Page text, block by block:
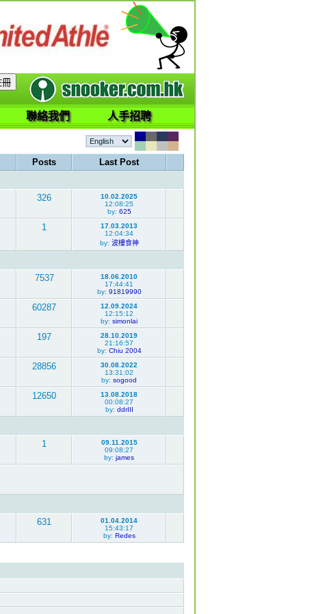
聯絡我們 人手招聘
Posts
Last Post
326
10.02.2025
12:08:25
by: 625
1
17.03.2013
12:04:34
by: 波樓食神
7537
18.06.2010
17:44:41
by: 91819990
60287
12.09.2024
12:15:12
by: simonlai
197
28.10.2019
21:16:57
by: Chiu 2004
28856
30.08.2022
13:31:02
by: sogood
12650
13.08.2018
00:08:27
by: ddrIII
1
09.11.2015
09:08:27
by: james
631
01.04.2014
15:43:17
by: Redes